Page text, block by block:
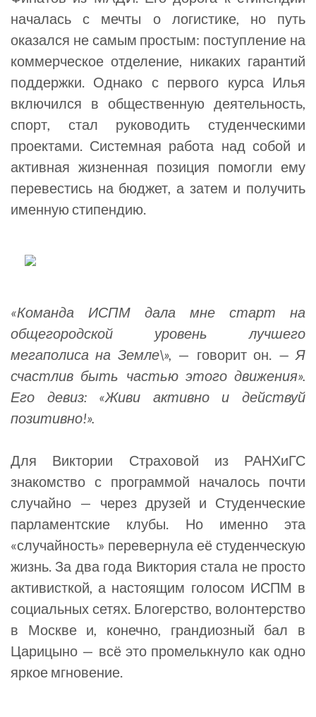
началась с мечты о логистике, но путь
оказался не самым простым: поступление на
коммерческое отделение, никаких гарантий
поддержки. Однако с первого курса Илья
включился в общественную деятельность,
спорт, стал руководить студенческими
проектами. Системная работа над собой и
активная жизненная позиция помогли ему
перевестись на бюджет, а затем и получить
именную стипендию.
«Команда ИСПМ дала мне старт на
общегородской уровень лучшего
мегаполиса на Земле\», — говорит он. — Я
счастлив быть частью этого движения».
Его девиз: «Живи активно и действуй
позитивно!».
Для Виктории Страховой из РАНХиГС
знакомство с программой началось почти
случайно — через друзей и Студенческие
парламентские клубы. Но именно эта
«случайность» перевернула её студенческую
жизнь. За два года Виктория стала не просто
активисткой, а настоящим голосом ИСПМ в
социальных сетях. Блогерство, волонтерство
в Москве и, конечно, грандиозный бал в
Царицыно — всё это промелькнуло как одно
яркое мгновение.